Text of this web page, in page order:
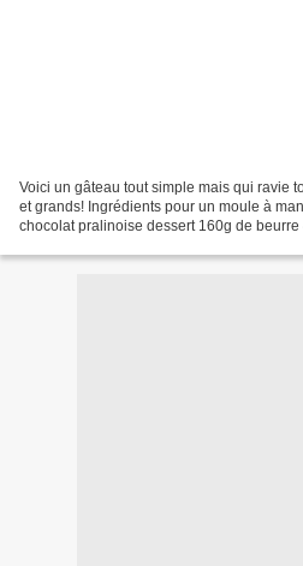
Voici un gâteau tout simple mais qui ravie
et grands! Ingrédients pour un moule à
chocolat pralinoise dessert 160g de